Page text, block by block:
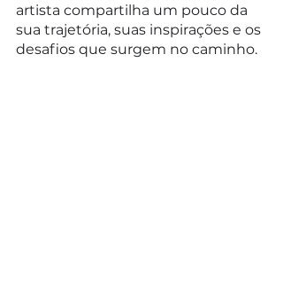
artista compartilha um pouco da
sua trajetória, suas inspirações e os
desafios que surgem no caminho.